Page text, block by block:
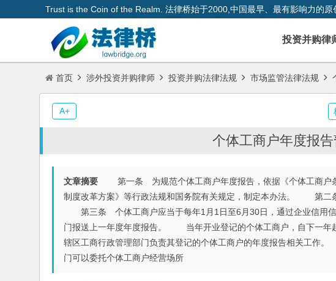
Trust is the Coin of the Realm. 法律桥始于2000,中国最早、最有影响力的原
投资并购律
首页 涉外投资并购律师 投资并购法律法规 市场监管法律法规
个体工商户年度报
文章摘要 第一条 为规范个体工商户年度报告，依据《个体工商户
制度改革方案》等行政法规和国务院有关规定，制定本办法。 第二
第三条 个体工商户应当于每年1月1日至6月30日，通过企业信用信
门报送上一年度年度报告。 当年开业登记的个体工商户，自下一
辖区工商行政管理部门负责其登记的个体工商户的年度报告相关工
门可以委托个体工商户经营场所
A+